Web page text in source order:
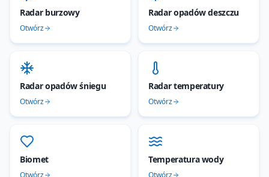
Radar burzowy
Otwórz
Radar opadów deszczu
Otwórz
Radar opadów śniegu
Otwórz
Radar temperatury
Otwórz
Biomet
Otwórz
Temperatura wody
Otwórz